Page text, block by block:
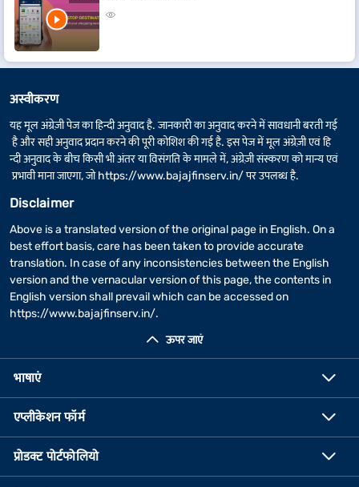
ऊपर जाएं
अस्वीकरण
यह मूल अंग्रेज़ी पेज का हिन्दी अनुवाद है. जानकारी का अनुवाद करने में सावधानी बरती गई
है और सही अनुवाद प्रदान करने की पूरी कोशिश की गई है. इस पेज में मूल अंग्रेज़ी एवं हि
न्दी अनुवाद के बीच किसी भी अंतर या विसंगति के मामले में, अंग्रेज़ी संस्करण को मान्य एवं
प्रभावी माना जाएगा, जोhttps://www.bajajfinserv.in/पर उपलब्ध है.
Disclaimer
Above is a translated version of the original page in English. On a
best effort basis, care has been taken to provide accurate
translation. In case of any inconsistencies between the English
version and the vernacular version of this page, the contents in
English version shall prevail which can be accessed on
https://www.bajajfinserv.in/.
भाषाएं
एप्लीकेशन फॉर्म
प्रोडक्ट पोर्टफोलियो